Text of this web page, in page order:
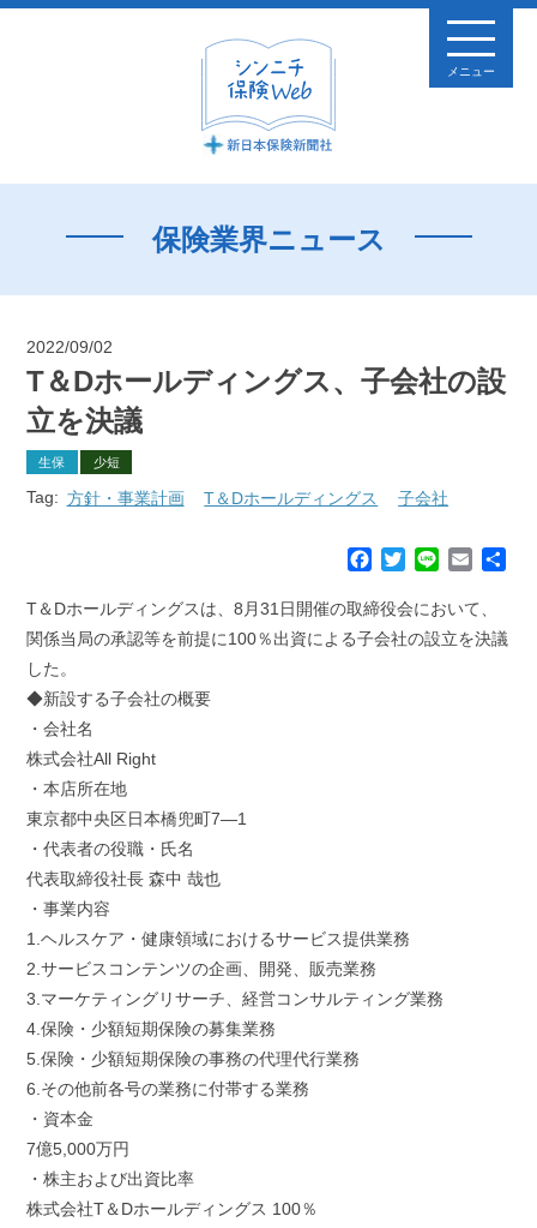
メニュー
保険業界ニュース
2022/09/02
T＆Dホールディングス、子会社の設
立を決議
生保 少短
Tag: 方針・事業計画 T＆Dホールディングス 子会社
c
e
T
i
t
n
e
E
a
i
T＆Dホールディングスは、8月31日開催の取締役会において、
関係当局の承認等を前提に100％出資による子会社の設立を決議
した。
◆新設する子会社の概要
・会社名
株式会社All Right
・本店所在地
東京都中央区日本橋兜町7―1
・代表者の役職・氏名
代表取締役社長 森中 哉也
・事業内容
1.ヘルスケア・健康領域におけるサービス提供業務
2.サービスコンテンツの企画、開発、販売業務
3.マーケティングリサーチ、経営コンサルティング業務
4.保険・少額短期保険の募集業務
5.保険・少額短期保険の事務の代理代行業務
6.その他前各号の業務に付帯する業務
・資本金
7億5,000万円
・株主および出資比率
株式会社T＆Dホールディングス 100％